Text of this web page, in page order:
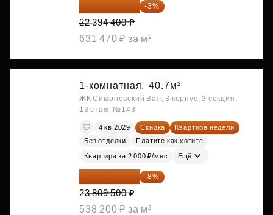
21 722 568 ₽ -3%
22 394 400 ₽
631 470 ₽ за м²
1-комнатная, 40.7м²
ЖК Симоновский Вал, 3 корпус, 3 секция,
13 этаж, №143
4 кв 2029 Скидка
Квартира недели
Без отделки
Платите как хотите
Квартира за 2 000 ₽/мес Ещё
21 904 740 ₽ -8%
23 809 500 ₽
538 200 ₽ за м²